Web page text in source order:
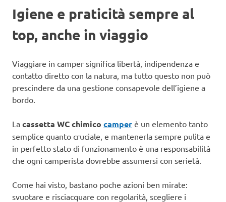
Igiene e praticità sempre al
top, anche in viaggio
Viaggiare in camper significa libertà, indipendenza e
contatto diretto con la natura, ma tutto questo non può
prescindere da una gestione consapevole dell’igiene a
bordo.
La cassetta WC chimico camper è un elemento tanto
semplice quanto cruciale, e mantenerla sempre pulita e
in perfetto stato di funzionamento è una responsabilità
che ogni camperista dovrebbe assumersi con serietà.
Come hai visto, bastano poche azioni ben mirate:
svuotare e risciacquare con regolarità, scegliere i